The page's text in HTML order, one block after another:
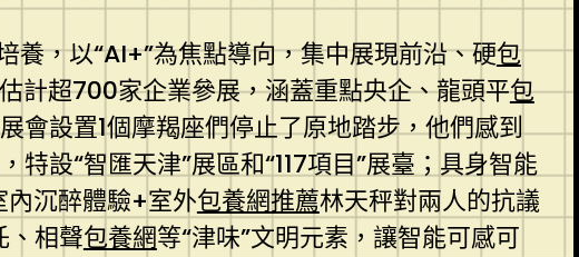
養，以“AI+”為焦點導向，集中展現前沿、硬包
計超700家企業參展，涵蓋重點央企、龍頭平包
會設置1個摩羯座們停止了原地踏步，他們感到
設“智匯天津”展區和“117項目”展臺；具身智能
內沉醉體驗+室外包養網推薦林天秤對兩人的抗議
、相聲包養網等“津味”文明元素，讓智能可感可